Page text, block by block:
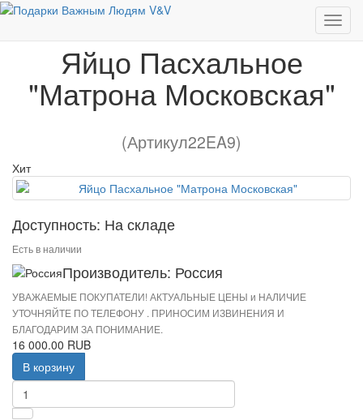
Яйцо Пасхальное "Матрона Московская"
Яйцо Пасхальное
"Матрона Московская"
(Артикул22EA9)
Хит
Доступность: На складе
Есть в наличии
Производитель: Россия
УВАЖАЕМЫЕ ПОКУПАТЕЛИ! АКТУАЛЬНЫЕ ЦЕНЫ и НАЛИЧИЕ
УТОЧНЯЙТЕ ПО ТЕЛЕФОНУ . ПРИНОСИМ ИЗВИНЕНИЯ И
БЛАГОДАРИМ ЗА ПОНИМАНИЕ.
16 000.00 RUB
В корзину